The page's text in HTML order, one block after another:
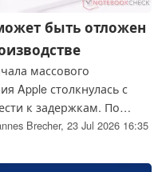
быть отложен
массового
Apple столкнулась с
к задержкам. По
компания Foxconn,
поставка в сентябре
Brecher, 23 Jul 2026 16:35